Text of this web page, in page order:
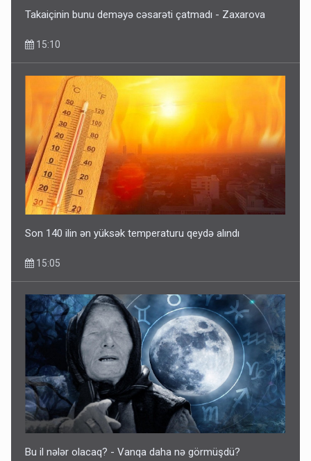
Takaiçinin bunu deməyə cəsarəti çatmadı - Zaxarova
15:10
Son 140 ilin ən yüksək temperaturu qeydə alındı
15:05
Bu il nələr olacaq? - Vanqa daha nə görmüşdü?